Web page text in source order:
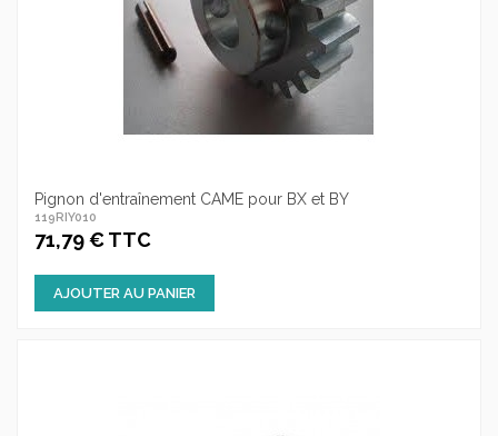
Pignon d'entraînement CAME pour BX et BY
119RIY010
71,79 € TTC
AJOUTER AU PANIER